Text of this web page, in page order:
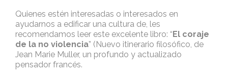
Quienes estén interesadas o interesados en
ayudarnos a edificar una cultura de, les
recomendamos leer este excelente libro: “ El coraje
de la no violencia” (Nuevo itinerario filosófico, de
Jean Marie Muller, un profundo y actualizado
pensador francés.